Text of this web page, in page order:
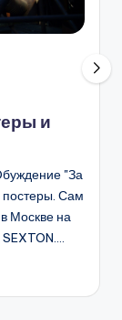
и
"За
постеры. Сам
Москве на